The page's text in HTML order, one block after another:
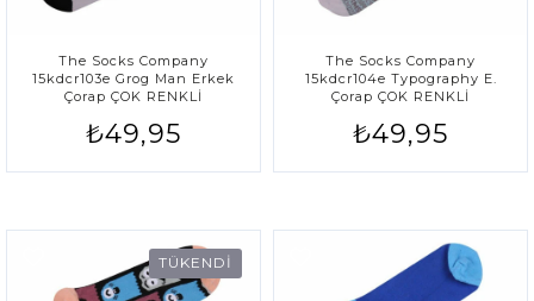
The Socks Company
15kdcr103e Grog Man Erkek
Çorap ÇOK RENKLİ
₺49,95
The Socks Company
15kdcr104e Typography E.
Çorap ÇOK RENKLİ
₺49,95
TÜKENDİ